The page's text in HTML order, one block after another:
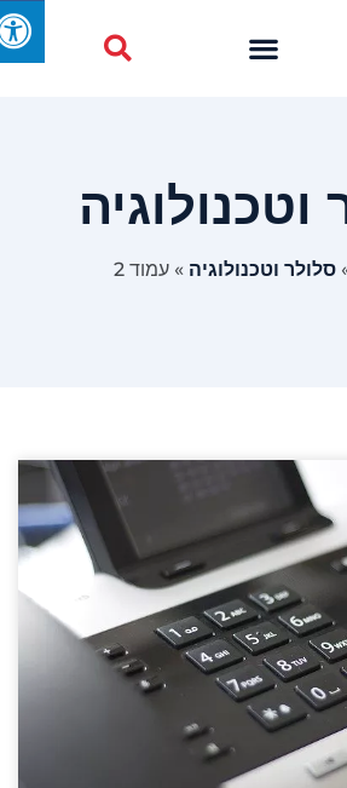
וטכנולוגיה
וטכנולוגיה» עמוד 2